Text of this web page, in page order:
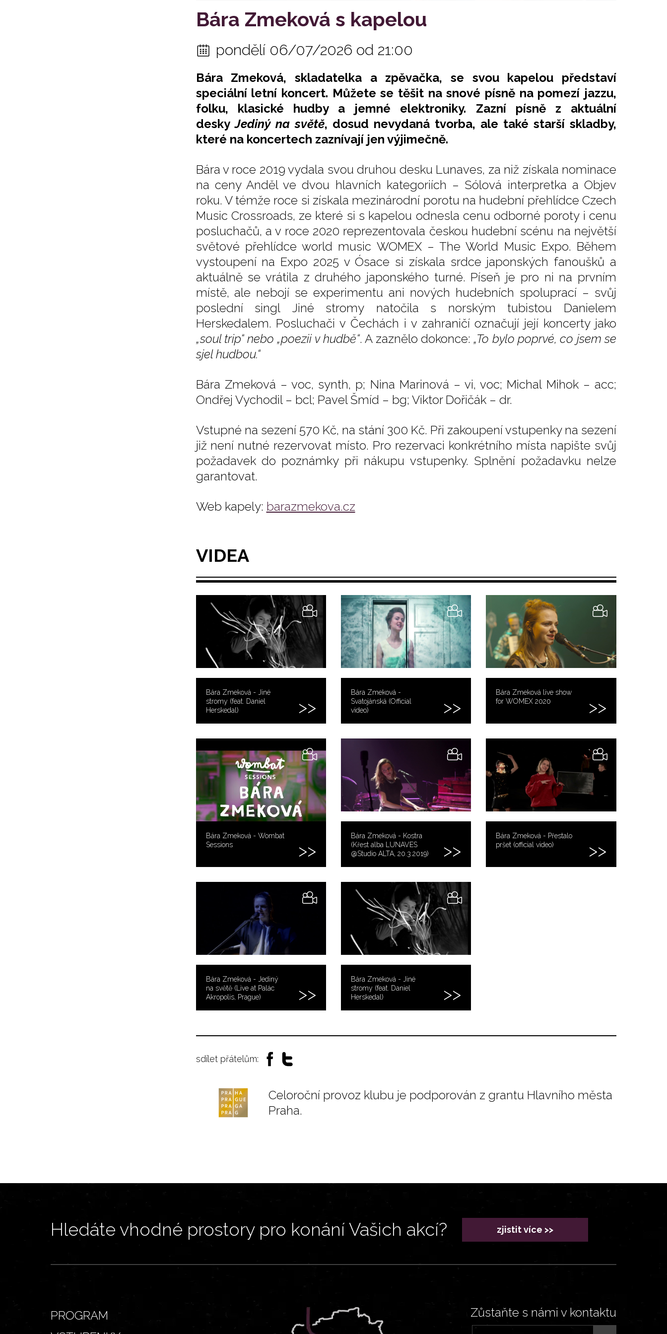
Bára Zmeková s kapelou
pondělí 06/07/2026 od 21:00
Bára Zmeková, skladatelka a zpěvačka, se svou kapelou představí
speciální letní koncert. Můžete se těšit na snové písně na pomezí jazzu,
folku, klasické hudby a jemné elektroniky. Zazní písně z aktuální
deskyJediný na světě, dosud nevydaná tvorba, ale také starší skladby,
které na koncertech zaznívají jen výjimečně.
Bára v roce 2019 vydala svou druhou desku Lunaves, za niž získala nominace
na ceny Anděl ve dvou hlavních kategoriích – Sólová interpretka a Objev
roku. V témže roce si získala mezinárodní porotu na hudební přehlídce Czech
Music Crossroads, ze které si s kapelou odnesla cenu odborné poroty i cenu
posluchačů, a v roce 2020 reprezentovala českou hudební scénu na největší
světové přehlídce world music WOMEX – The World Music Expo. Během
vystoupení na Expo 2025 v Ósace si získala srdce japonských fanoušků a
aktuálně se vrátila z druhého japonského turné. Píseň je pro ni na prvním
místě, ale nebojí se experimentu ani nových hudebních spoluprací – svůj
poslední singl Jiné stromy natočila s norským tubistou Danielem
Herskedalem. Posluchači v Čechách i v zahraničí označují její koncerty jako
„soul trip“ nebo „poezii v hudbě“. A zaznělo dokonce: „To bylo poprvé, co jsem se
sjel hudbou.“
Bára Zmeková – voc, synth, p; Nina Marinová – vi, voc; Michal Mihok – acc;
Ondřej Vychodil – bcl; Pavel Šmíd – bg; Viktor Dořičák – dr.
Vstupné na sezení 570 Kč, na stání 300 Kč. Při zakoupení vstupenky na sezení
již není nutné rezervovat místo. Pro rezervaci konkrétního místa napište svůj
požadavek do poznámky při nákupu vstupenky. Splnění požadavku nelze
garantovat.
Web kapely: barazmekova.cz
VIDEA
Bára Zmeková - Jiné
stromy (feat. Daniel
Herskedal)
Bára Zmeková -
Svatojánská (Official
video)
Bára Zmeková live show
for WOMEX 2020
Bára Zmeková - Wombat
Sessions
Bára Zmeková - Kostra
(Křest alba LUNAVES
@Studio ALTA, 20.3.2019)
Bára Zmeková - Přestalo
pršet (official video)
Bára Zmeková - Jediný
na světě (Live at Palác
Akropolis, Prague)
Bára Zmeková - Jiné
stromy (feat. Daniel
Herskedal)
sdílet přátelům:
Celoroční provoz klubu je podporován z grantu Hlavního města
Praha.
Hledáte vhodné prostory pro konání Vašich akcí? zjistit více >>
PROGRAM
Zůstaňte s námi v kontaktu